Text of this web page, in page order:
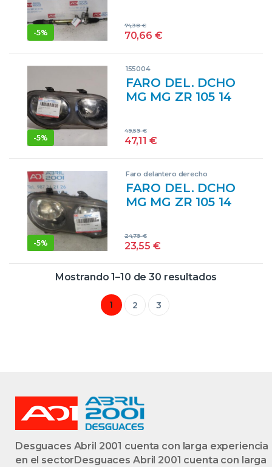
-5%
20T2N MARRON
ASSY
70,66 €
74,38€
-5%
155004
FARO DEL. DCHO
MG MG ZR 105 14
AMARILLO
DELANTEROS
DERECHAS
DERECHOS
LUZ PILOTO
PILOTOS
47,11 €
49,59€
-5%
Faro delantero derecho
FARO DEL. DCHO
MG MG ZR 105 14
DELANTERAS
DERECHAS
LÁMPARAS LUCES
LUZ PILOTO
23,55 €
24,79€
Mostrando 1–10 de 30 resultados
1 2 3
Desguaces Abril 2001 cuenta con larga experiencia
en el sectorDesguaces Abril 2001 cuenta con larga